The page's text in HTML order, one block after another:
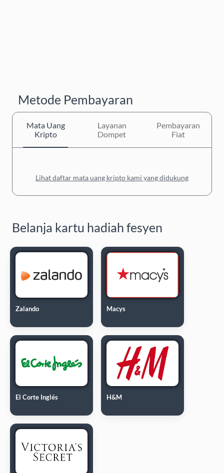
Metode Pembayaran
Mata Uang
Kripto
Layanan
Dompet
Pembayaran
Fiat
Lihat daftar mata uang kripto kami yang didukung
Belanja kartu hadiah fesyen
Zalando Macys
El Corte Inglés H&M